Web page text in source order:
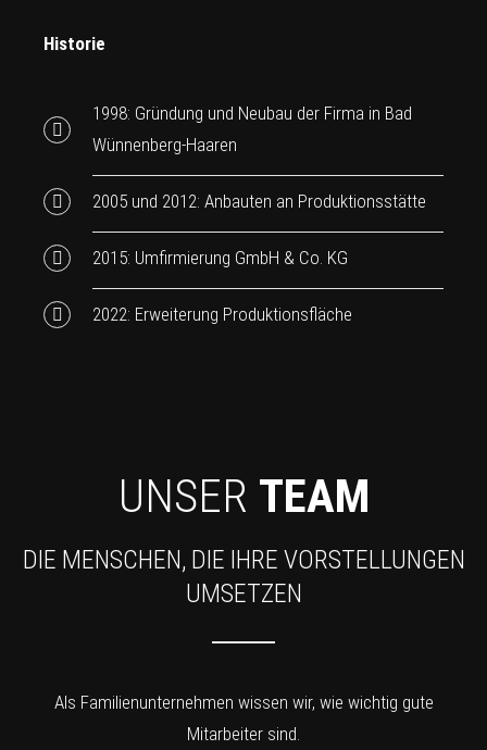
Historie
1998: Gründung und Neubau der Firma in Bad
Wünnenberg-Haaren
2005 und 2012: Anbauten an Produktionsstätte
2015: Umfirmierung GmbH & Co. KG
2022: Erweiterung Produktionsfläche
UNSER TEAM
DIE MENSCHEN, DIE IHRE VORSTELLUNGEN
UMSETZEN
Als Familienunternehmen wissen wir, wie wichtig gute
Mitarbeiter sind.